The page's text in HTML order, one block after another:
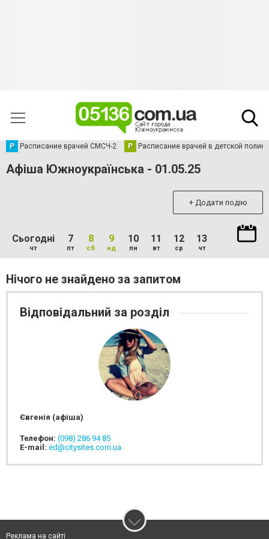
Р Расписание врачей СМСЧ-2 Р Расписание врачей в детской
Афіша Южноукраїнська - 01.05.25
+ Додати подію
Сьогодні
чт
7
пт
8
сб
9
нд
10
пн
11
вт
12
ср
13
чт
Нічого не знайдено за запитом
Відповідальний за розділ
Євгенія (афіша)
Телефон: (098) 286 94 85
E-mail: ed@citysites.com.ua
Реклама на сайті